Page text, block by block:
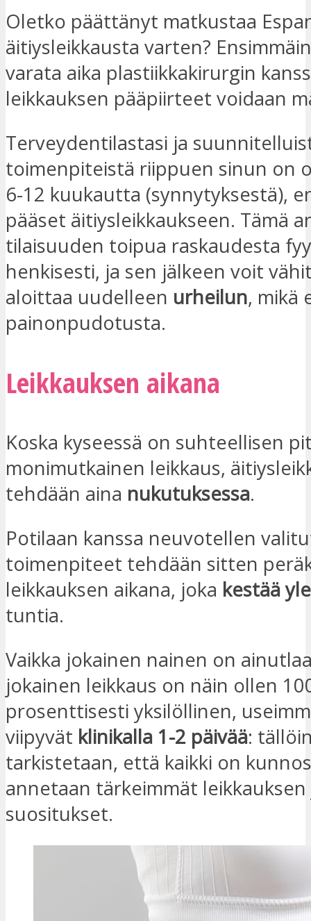
Oletko päättänyt matkustaa
äitiysleikkausta varten?
varata aika plastiikkakirurgin
leikkauksen pääpiirteet voidaan
Terveydentilastasi ja
toimenpiteistä riippuen sinun on
6-12 kuukautta (synnytyksestä),
pääset äitiysleikkaukseen. Tämä
tilaisuuden toipua raskaudesta
henkisesti, ja sen jälkeen voit
aloittaa uudelleen urheilun, mikä
painonpudotusta.
Leikkauksen aikana
Koska kyseessä on suhteellisen
monimutkainen leikkaus,
tehdään aina nukutuksessa.
Potilaan kanssa neuvotellen
toimenpiteet tehdään sitten
leikkauksen aikana, joka kestää
tuntia.
Vaikka jokainen nainen on
jokainen leikkaus on näin ollen
prosenttisesti yksilöllinen,
viipyvät klinikalla 1-2 päivää:
tarkistetaan, että kaikki on
annetaan tärkeimmät
suositukset.